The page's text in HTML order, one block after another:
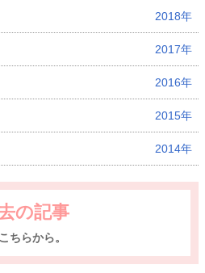
2018年
2017年
2016年
2015年
2014年
の記事
ちらから。